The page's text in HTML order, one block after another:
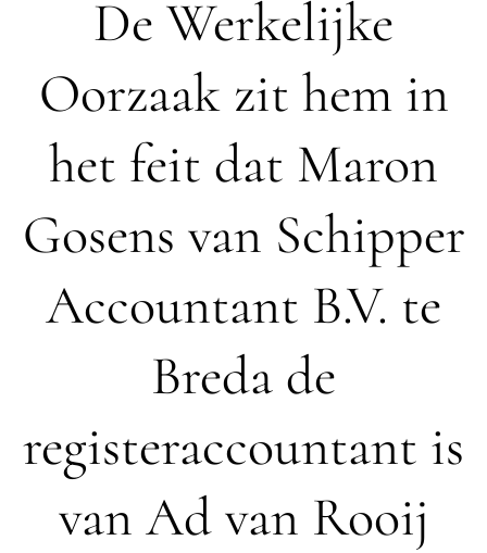
De Werkelijke
Oorzaak zit hem in
het feit dat Maron
Gosens van Schipper
Accountant B.V. te
Breda de
registeraccountant is
van Ad van Rooij